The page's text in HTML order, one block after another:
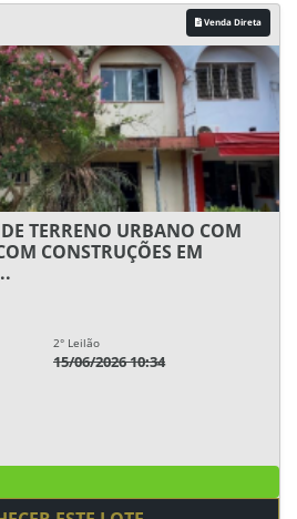
Venda Direta
TERRENO URBANO COM
CONSTRUÇÕES EM
2° Leilão
15/06/2026 10:34